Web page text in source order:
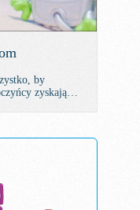
by
zyskają